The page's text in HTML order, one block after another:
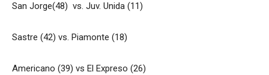
San Jorge(48) vs. Juv. Unida (11)
Sastre (42) vs. Piamonte (18)
Americano (39) vs El Expreso (26)